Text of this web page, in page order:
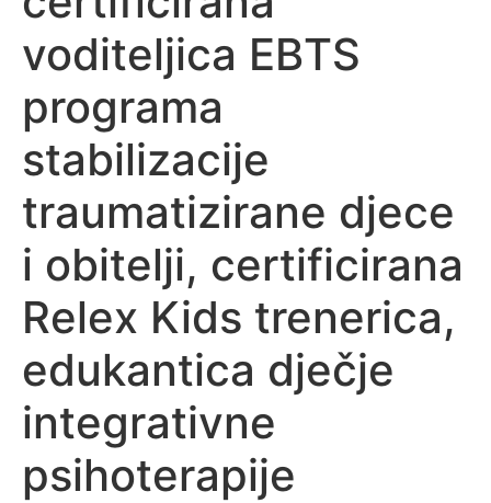
voditeljica EBTS
programa
stabilizacije
traumatizirane djece
i obitelji, certificirana
Relex Kids trenerica,
edukantica dječje
integrativne
psihoterapije